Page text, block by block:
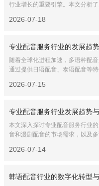
行业增长的重要引擎。本文分析了
2026-07-18
专业配音服务行业的发展趋
随着全球化进程加速，多语种配
通过提供日语配音、泰语配音等特
2026-07-15
专业配音服务行业发展趋势
本文深入探讨专业配音服务行业
音和漫剧配音的市场需求，以及
2026-07-14
韩语配音行业的数字化转型